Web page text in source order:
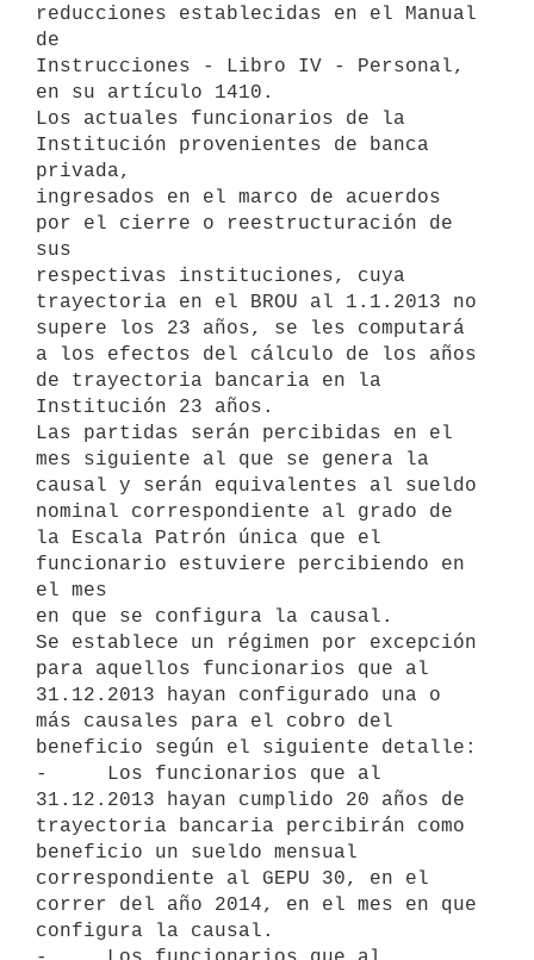
reducciones establecidas en el Manual
de
Instrucciones - Libro IV - Personal,
en su artículo 1410.
Los actuales funcionarios de la
Institución provenientes de banca
privada,
ingresados en el marco de acuerdos
por el cierre o reestructuración de
sus
respectivas instituciones, cuya
trayectoria en el BROU al 1.1.2013 no
supere los 23 años, se les computará
a los efectos del cálculo de los años
de trayectoria bancaria en la
Institución 23 años.
Las partidas serán percibidas en el
mes siguiente al que se genera la
causal y serán equivalentes al sueldo
nominal correspondiente al grado de
la Escala Patrón única que el
funcionario estuviere percibiendo en
el mes
en que se configura la causal.
Se establece un régimen por excepción
para aquellos funcionarios que al
31.12.2013 hayan configurado una o
más causales para el cobro del
beneficio según el siguiente detalle:
-     Los funcionarios que al
31.12.2013 hayan cumplido 20 años de
trayectoria bancaria percibirán como
beneficio un sueldo mensual
correspondiente al GEPU 30, en el
correr del año 2014, en el mes en que
configura la causal.